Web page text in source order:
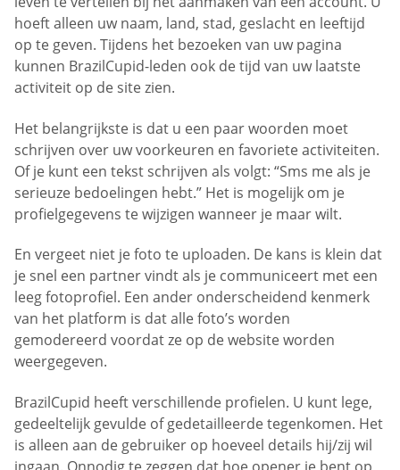
hoeft alleen uw naam, land, stad, geslacht en leeftijd
op te geven. Tijdens het bezoeken van uw pagina
kunnen BrazilCupid-leden ook de tijd van uw laatste
activiteit op de site zien.
Het belangrijkste is dat u een paar woorden moet
schrijven over uw voorkeuren en favoriete activiteiten.
Of je kunt een tekst schrijven als volgt: “Sms me als je
serieuze bedoelingen hebt.” Het is mogelijk om je
profielgegevens te wijzigen wanneer je maar wilt.
En vergeet niet je foto te uploaden. De kans is klein dat
je snel een partner vindt als je communiceert met een
leeg fotoprofiel. Een ander onderscheidend kenmerk
van het platform is dat alle foto’s worden
gemodereerd voordat ze op de website worden
weergegeven.
BrazilCupid heeft verschillende profielen. U kunt lege,
gedeeltelijk gevulde of gedetailleerde tegenkomen. Het
is alleen aan de gebruiker op hoeveel details hij/zij wil